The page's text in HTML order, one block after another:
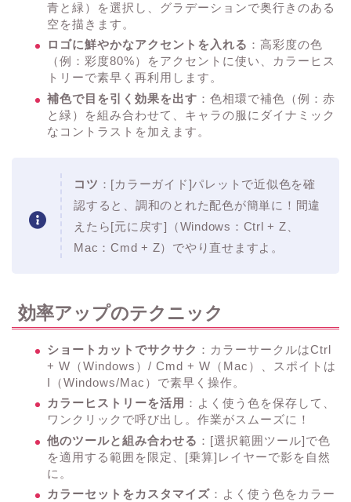
青と緑）を選択し、グラデーションで奥行きのある
空を描きます。
ロゴに鮮やかなアクセントを入れる ：高彩度の色
（例：彩度80%）をアクセントに使い、カラーヒス
トリーで素早く再利用します。
補色で目を引く効果を出す ：色相環で補色（例：赤
と緑）を組み合わせて、キャラの服にダイナミック
なコントラストを加えます。
コツ ：[カラーガイド]パレットで近似色を確
認すると、調和のとれた配色が簡単に！間違
えたら[元に戻す]（Windows：Ctrl + Z、
Mac：Cmd + Z）でやり直せますよ。
効率アップのテクニック
ショートカットでサクサク ：カラーサークルはCtrl
+ W（Windows）/ Cmd + W（Mac）、スポイトは
I（Windows/Mac）で素早く操作。
カラーヒストリーを活用 ：よく使う色を保存して、
ワンクリックで呼び出し。作業がスムーズに！
他のツールと組み合わせる ：[選択範囲ツール]で色
を適用する範囲を限定、[乗算]レイヤーで影を自然
に。
カラーセットをカスタマイズ ：よく使う色をカラー